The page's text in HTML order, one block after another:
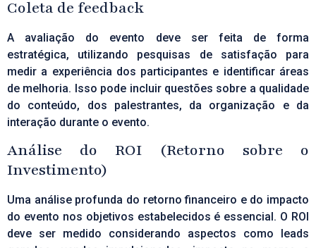
Coleta de feedback
A avaliação do evento deve ser feita de forma
estratégica, utilizando pesquisas de satisfação para
medir a experiência dos participantes e identificar áreas
de melhoria. Isso pode incluir questões sobre a qualidade
do conteúdo, dos palestrantes, da organização e da
interação durante o evento.
Análise do ROI (Retorno sobre o
Investimento)
Uma análise profunda do retorno financeiro e do impacto
do evento nos objetivos estabelecidos é essencial. O ROI
deve ser medido considerando aspectos como leads